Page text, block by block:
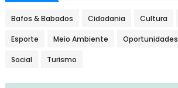
Bafos & Babados Cidadania Cultura
Esporte Meio Ambiente Oportunidades
Social Turismo